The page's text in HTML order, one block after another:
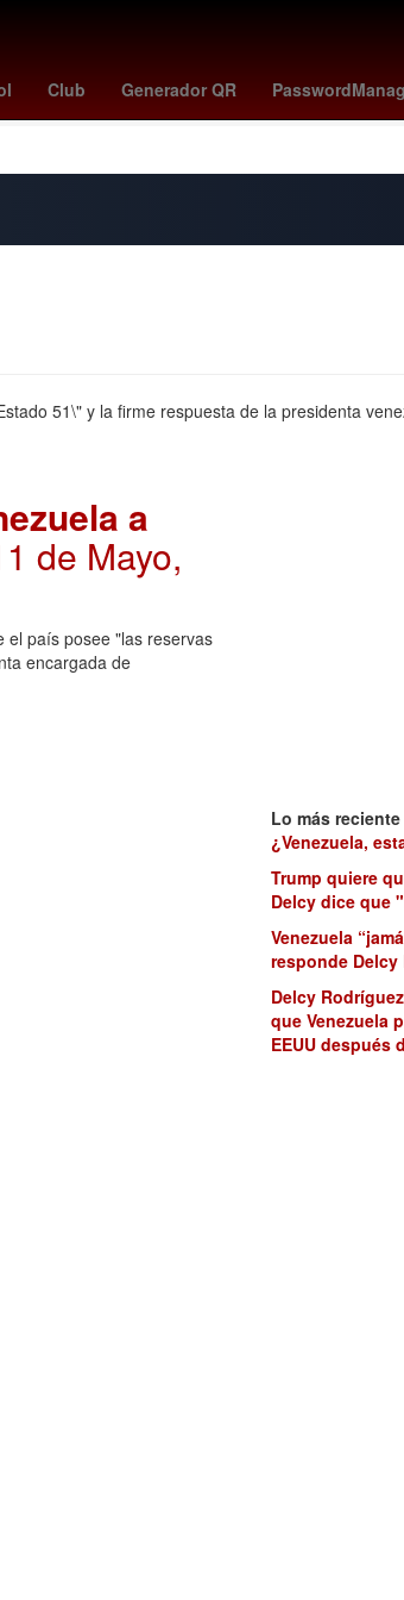
Club Generador QR
a manola diez barcelona vs ley de amparo
51\" y la firme respuesta de la presidenta
a
de Mayo,
el país posee "las reservas
encargada de
Lo más reciente
¿Venezuela,
Trump quiere
Delcy dice que
Venezuela
responde Delcy
Delcy
que Venezuela
EEUU después